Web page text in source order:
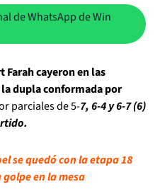
de WhatsApp de Win
Farah cayeron en las
dupla conformada por
parciales de 5-7, 6-4 y 6-7 (6)
se quedó con la etapa 18
en la mesa